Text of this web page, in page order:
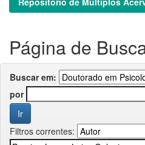
Página de
Buscar em:
por
Filtros correntes: